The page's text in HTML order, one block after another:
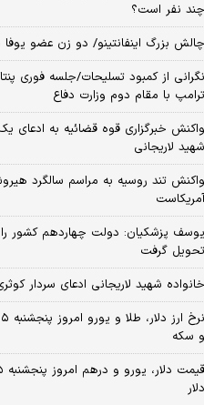
چند نفر است؟
چالش بزرگ اینفانتینو/ دو زن عضو
نگرانی از کمبود تسلیحات/جلسه فوری
ترامپ با مقام دوم وزارت دفاع
واکنش خبرگزاری قوه قضائیه به ادعای
شهید لاریجانی
واکنش تند روسیه به مراسم سالگرد
آمریکاست
تحویل گرفت
خانواده شهید لاریجانی ادعای سردار
و سکه
دلار